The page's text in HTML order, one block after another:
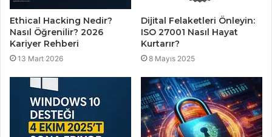
Ethical Hacking Nedir?
Nasıl Öğrenilir? 2026
Kariyer Rehberi
13 Mart 2026
Dijital Felaketleri Önleyin:
ISO 27001 Nasıl Hayat
Kurtarır?
8 Mayıs 2025